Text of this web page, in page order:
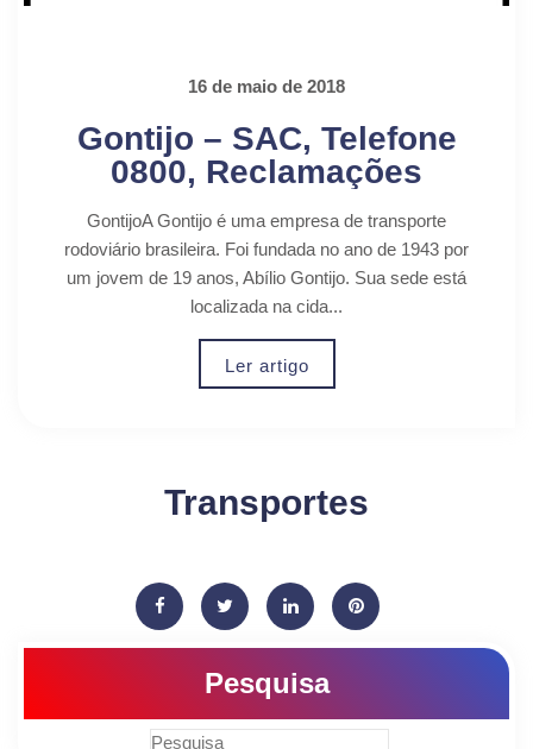
16 de maio de 2018
Gontijo – SAC, Telefone
0800, Reclamações
GontijoA Gontijo é uma empresa de transporte
rodoviário brasileira. Foi fundada no ano de 1943 por
um jovem de 19 anos, Abílio Gontijo. Sua sede está
localizada na cida...
Ler artigo
Transportes
Pesquisa